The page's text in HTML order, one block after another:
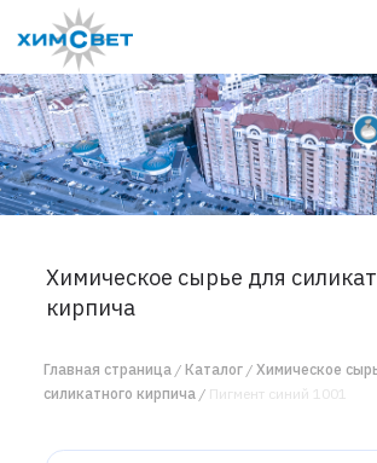
Химическое сырье для
кирпича
Главная страница Каталог
Химическое
силикатного кирпича
Пигмент синий 1001